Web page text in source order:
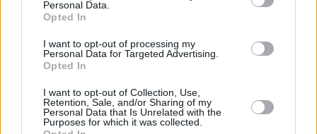
Personal Data.
Opted In
I want to opt-out of processing my
Personal Data for Targeted Advertising.
Opted In
I want to opt-out of Collection, Use,
Retention, Sale, and/or Sharing of my
Personal Data that Is Unrelated with the
Purposes for which it was collected.
swój cennik. Mocna obniżka na
horyzoncie